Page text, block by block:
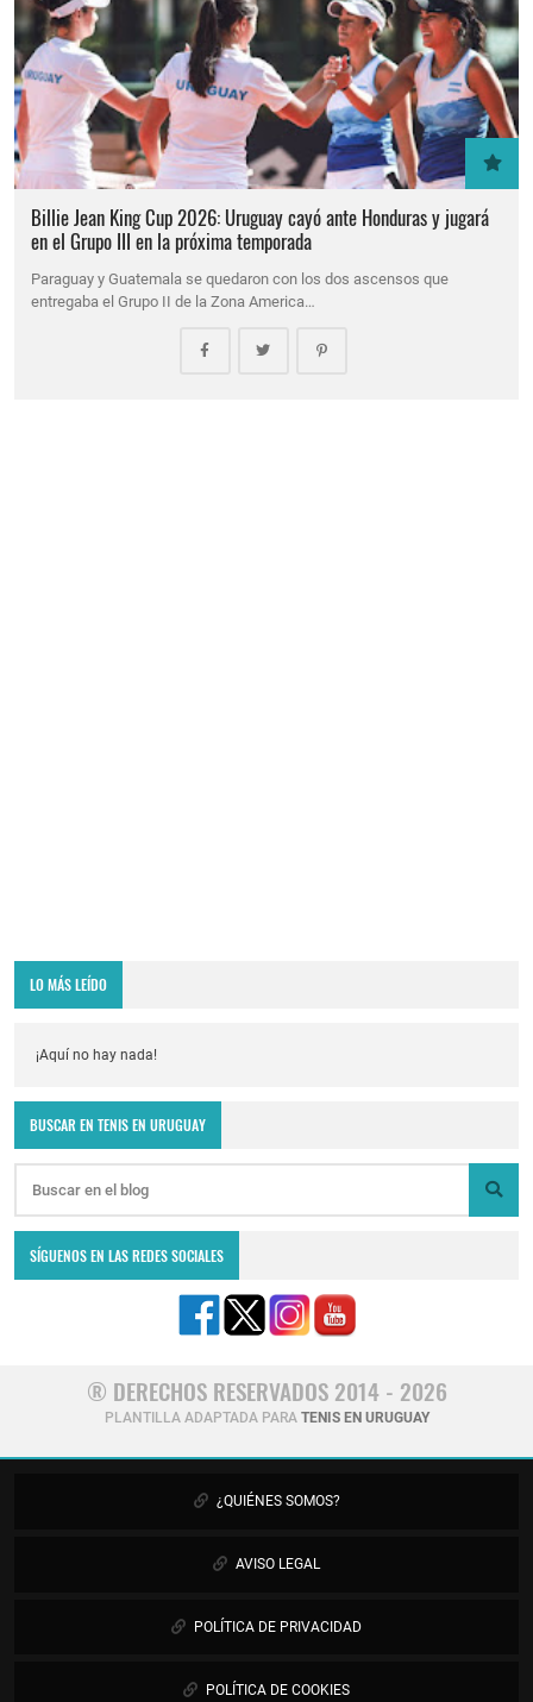
Billie Jean King Cup 2026: Uruguay cayó ante Honduras y jugará
en el Grupo III en la próxima temporada
Paraguay y Guatemala se quedaron con los dos ascensos que
entregaba el Grupo II de la Zona America…
LO MÁS LEÍDO
¡Aquí no hay nada!
BUSCAR EN TENIS EN URUGUAY
SÍGUENOS EN LAS REDES SOCIALES
® DERECHOS RESERVADOS 2014 - 2026
PLANTILLA ADAPTADA PARA TENIS EN URUGUAY
¿QUIÉNES SOMOS?
AVISO LEGAL
POLÍTICA DE PRIVACIDAD
POLÍTICA DE COOKIES